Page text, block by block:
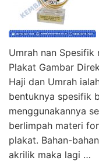
Umrah nan Spesifik
Plakat Gambar
Haji dan Umrah
bentuknya spesifik
menggunakannya
berlimpah materi
plakat. Bahan-
akrilik maka lagi …